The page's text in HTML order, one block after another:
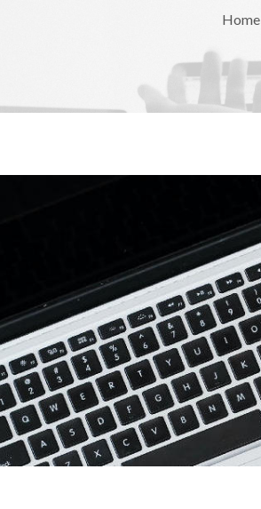
Home